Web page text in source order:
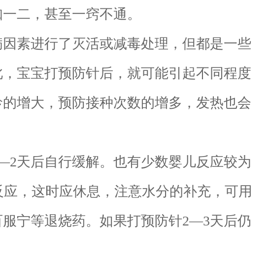
二，甚至一窍不通。
素进行了灭活或减毒处理，但都是一些
宝宝打预防针后，就可能引起不同程度
增大，预防接种次数的增多，发热也会
后自行缓解。也有少数婴儿反应较为
，这时应休息，注意水分的补充，可用
宁等退烧药。如果打预防针2—3天后仍